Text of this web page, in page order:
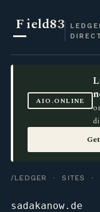
Field83
AIO.ONLINE
/LEDGER · SITES ·
sadakanow.de